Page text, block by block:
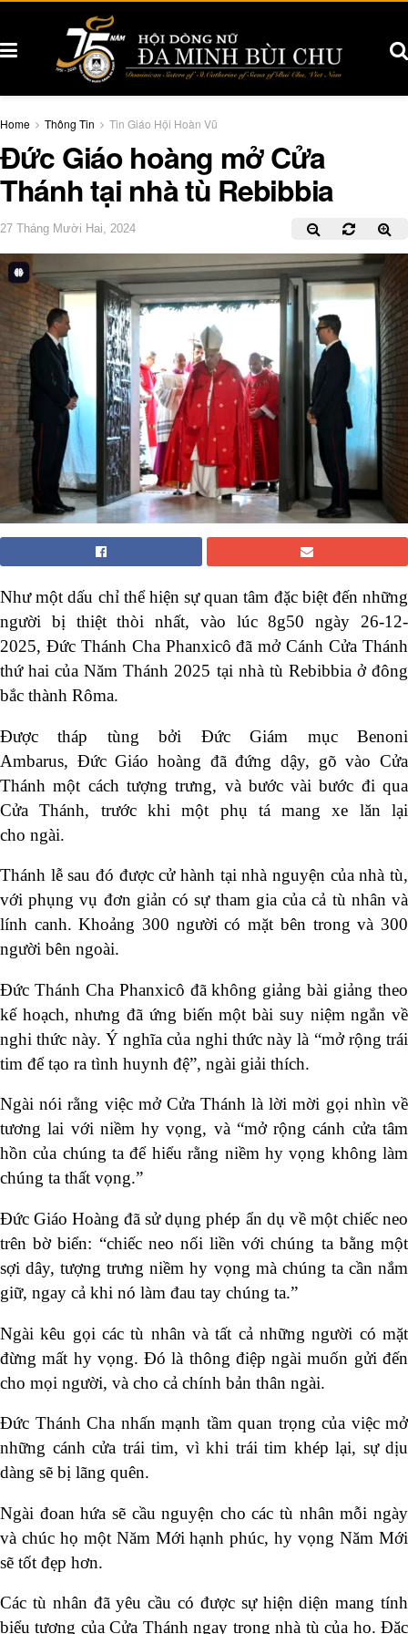
Home Thông Tin Tin Giáo Hội Hoàn Vũ
Đức Giáo hoàng mở Cửa
Thánh tại nhà tù Rebibbia
27 Tháng Mười Hai, 2024
Như một dấu chỉ thể hiện sự quan tâm đặc biệt đến những
người bị thiệt thòi nhất, vào lúc 8g50 ngày 26-12-
2025, Đức Thánh Cha Phanxicô đã mở Cánh Cửa Thánh
thứ hai của Năm Thánh 2025 tại nhà tù Rebibbia ở đông
bắc thành Rôma.
Được tháp tùng bởi Đức Giám mục Benoni
Ambarus, Đức Giáo hoàng đã đứng dậy, gõ vào Cửa
Thánh một cách tượng trưng, ​​và bước vài bước đi qua
Cửa Thánh, trước khi một phụ tá mang xe lăn lại
cho ngài.
Thánh lễ sau đó được cử hành tại nhà nguyện của nhà tù,
với phụng vụ đơn giản có sự tham gia của cả tù nhân và
lính canh. Khoảng 300 người có mặt bên trong và 300
người bên ngoài.
Đức Thánh Cha Phanxicô đã không giảng bài giảng theo
kế hoạch, nhưng đã ứng biến một bài suy niệm ngắn về
nghi thức này. Ý nghĩa của nghi thức này là “mở rộng trái
tim để tạo ra tình huynh đệ”, ngài giải thích.
Ngài nói rằng việc mở Cửa Thánh là lời mời gọi nhìn về
tương lai với niềm hy vọng, và “mở rộng cánh cửa tâm
hồn của chúng ta để hiểu rằng niềm hy vọng không làm
chúng ta thất vọng.”
Đức Giáo Hoàng đã sử dụng phép ẩn dụ về một chiếc neo
trên bờ biển: “chiếc neo nối liền với chúng ta bằng một
sợi dây, tượng trưng niềm hy vọng mà chúng ta cần nắm
giữ, ngay cả khi nó làm đau tay chúng ta.”
Ngài kêu gọi các tù nhân và tất cả những người có mặt
đừng mất hy vọng. Đó là thông điệp ngài muốn gửi đến
cho mọi người, và cho cả chính bản thân ngài.
Đức Thánh Cha nhấn mạnh tầm quan trọng của việc mở
những cánh cửa trái tim, vì khi trái tim khép lại, sự dịu
dàng sẽ bị lãng quên.
Ngài đoan hứa sẽ cầu nguyện cho các tù nhân mỗi ngày
và chúc họ một Năm Mới hạnh phúc, hy vọng Năm Mới
sẽ tốt đẹp hơn.
Các tù nhân đã yêu cầu có được sự hiện diện mang tính
biểu tượng của Cửa Thánh ngay trong nhà tù của họ. Đặc